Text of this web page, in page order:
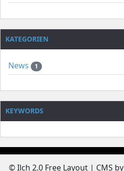
KATEGORIEN
News 1
KEYWORDS
© Ilch 2.0 Free Layout | CMS by